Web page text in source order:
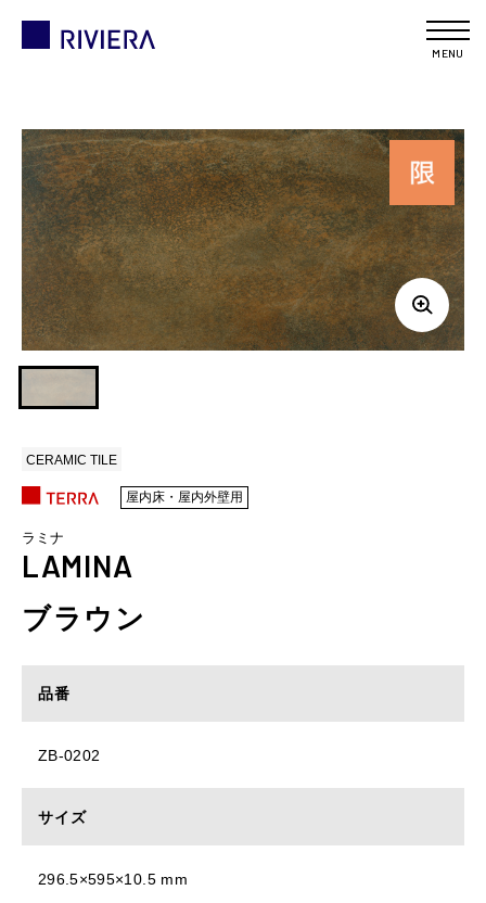
MENU
CERAMIC TILE
屋内床・屋内外壁用
ラミナ
LAMINA
ブラウン
品番
ZB-0202
サイズ
296.5×595×10.5 mm